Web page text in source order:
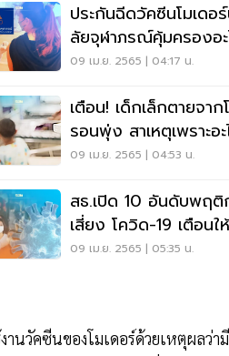
ประกันฉีดวัคซีนโมเดอ
ลัยจุฬาภรณ์คุ้มครองอ
นี่
09 เม.ย. 2565 | 04:17 น.
เตือน! เด็กเล็กตายจา
รอนพุ่ง สาเหตุเพราะอ
09 เม.ย. 2565 | 04:53 น.
สธ.เปิด 10 อันดับพฤติ
เสี่ยง โควิด-19 เตือนใ
09 เม.ย. 2565 | 05:35 น.
นวัคซีนของโมเดอร์ด้วยเหตุผลว่